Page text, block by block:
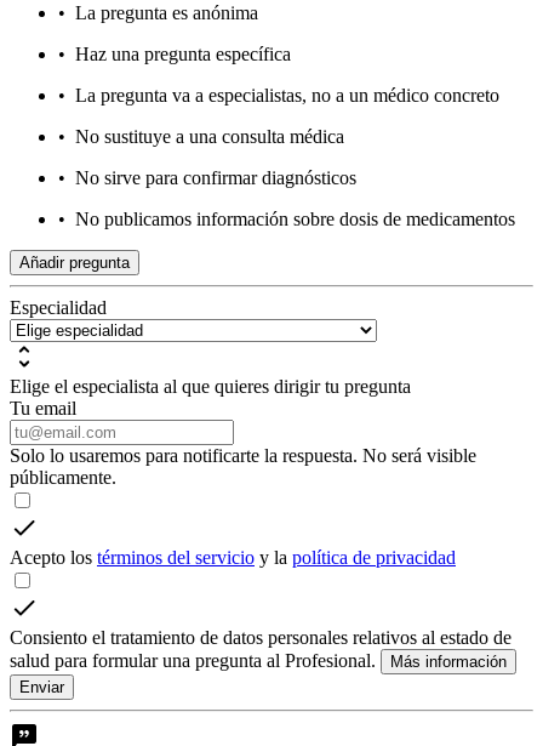
• La pregunta es anónima
• Haz una pregunta específica
• La pregunta va a especialistas, no a un médico concreto
• No sustituye a una consulta médica
• No sirve para confirmar diagnósticos
• No publicamos información sobre dosis de medicamentos
Añadir pregunta
Especialidad
Elige el especialista al que quieres dirigir tu pregunta
Tu email
Solo lo usaremos para notificarte la respuesta. No será visible
públicamente.
Acepto los términos del servicio y la política de privacidad
Consiento el tratamiento de datos personales relativos al estado de
salud para formular una pregunta al Profesional.
Más información
Enviar